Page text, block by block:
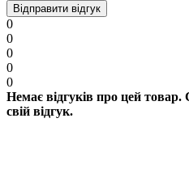
Відправити відгук
0
0
0
0
0
Немає відгуків про цей
свій відгук.